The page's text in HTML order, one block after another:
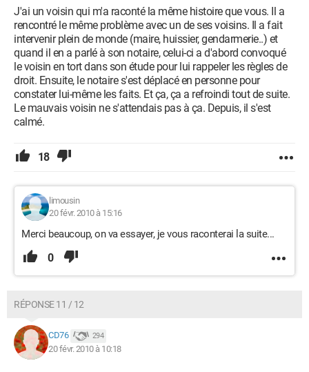
J'ai un voisin qui m'a raconté la même histoire que vous. Il a
rencontré le même problème avec un de ses voisins. Il a fait
intervenir plein de monde (maire, huissier, gendarmerie..) et
quand il en a parlé à son notaire, celui-ci a d'abord convoqué
le voisin en tort dans son étude pour lui rappeler les règles de
droit. Ensuite, le notaire s'est déplacé en personne pour
constater lui-même les faits. Et ça, ça a refroindi tout de suite.
Le mauvais voisin ne s'attendais pas à ça. Depuis, il s'est
calmé.
18
limousin
20 févr. 2010 à 15:16
Merci beaucoup, on va essayer, je vous raconterai la suite...
0
RÉPONSE 11 / 12
CD76 294
20 févr. 2010 à 10:18